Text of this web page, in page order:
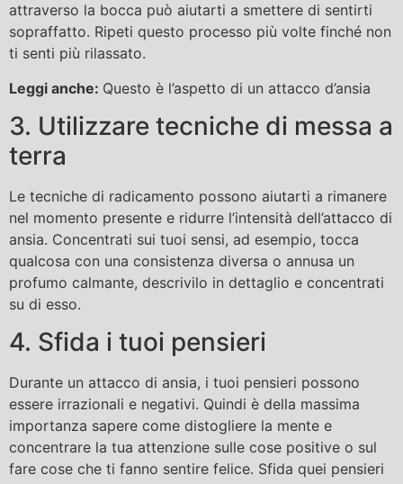
attraverso la bocca può aiutarti a smettere di sentirti
sopraffatto. Ripeti questo processo più volte finché non
ti senti più rilassato.
Leggi anche: Questo è l’aspetto di un attacco d’ansia
3. Utilizzare tecniche di messa a
terra
Le tecniche di radicamento possono aiutarti a rimanere
nel momento presente e ridurre l’intensità dell’attacco di
ansia. Concentrati sui tuoi sensi, ad esempio, tocca
qualcosa con una consistenza diversa o annusa un
profumo calmante, descrivilo in dettaglio e concentrati
su di esso.
4. Sfida i tuoi pensieri
Durante un attacco di ansia, i tuoi pensieri possono
essere irrazionali e negativi. Quindi è della massima
importanza sapere come distogliere la mente e
concentrare la tua attenzione sulle cose positive o sul
fare cose che ti fanno sentire felice. Sfida quei pensieri